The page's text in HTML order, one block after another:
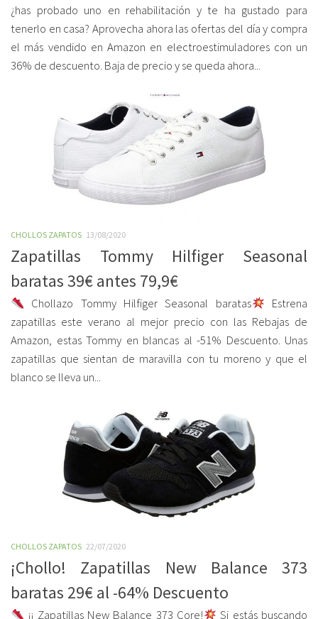
¿has probado uno en rehabilitación y te ha gustado para
tenerlo en casa? Aprovecha ahora las ofertas del día y compra
el más vendido en Amazon en electroestimuladores con un
36% de descuento. Baja de precio y se queda ahora...
CHOLLOS ZAPATOS 13/08/2020
Zapatillas Tommy Hilfiger Seasonal
baratas 39€ antes 79,9€
Chollazo Tommy Hilfiger Seasonal baratas
Estrena
zapatillas este verano al mejor precio con las Rebajas de
Amazon, estas Tommy en blancas al -51% Descuento. Unas
zapatillas que sientan de maravilla con tu moreno y que el
blanco se lleva un...
CHOLLOS ZAPATOS 22/07/2020
¡Chollo! Zapatillas New Balance 373
baratas 29€ al -64% Descuento
¡¡ Zapatillas New Balance 373 Core! Si estás buscando